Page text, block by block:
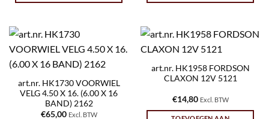
art.nr. HK1730 VOORWIEL
VELG 4.50 X 16. (6.00 X 16
BAND) 2162
€65,00 Excl. BTW
art.nr. HK1958 FORDSON
CLAXON 12V 5121
€14,80 Excl. BTW